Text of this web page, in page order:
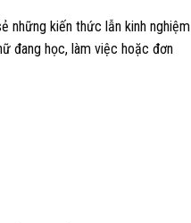
những kiến thức lẫn kinh nghiệm
đang học, làm việc hoặc đơn